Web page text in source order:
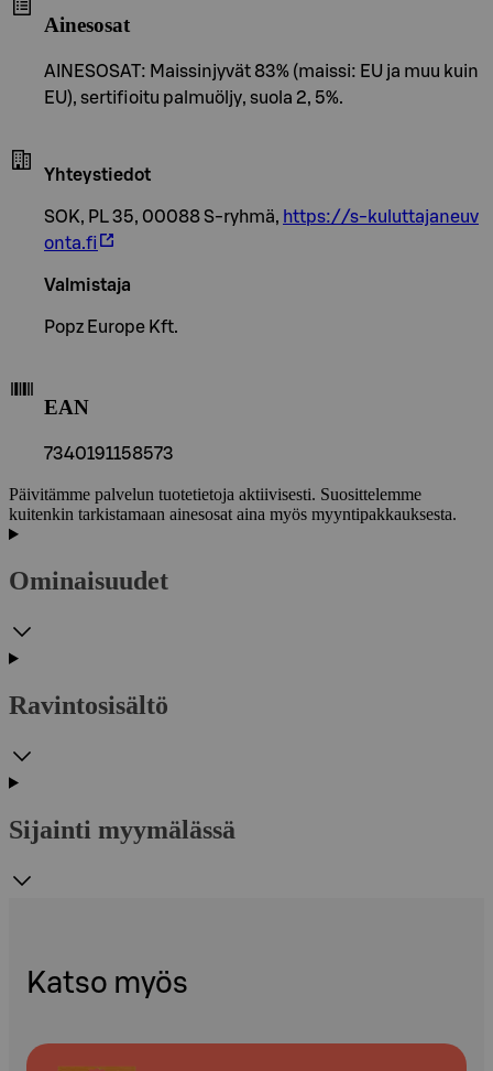
Ainesosat
AINESOSAT: Maissinjyvät 83% (maissi: EU ja muu kuin
EU), sertifioitu palmuöljy, suola 2, 5%.
Yhteystiedot
SOK, PL 35, 00088 S-ryhmä, https://s-kuluttajaneuv
onta.fi
Valmistaja
Popz Europe Kft.
EAN
7340191158573
Päivitämme palvelun tuotetietoja aktiivisesti. Suosittelemme
kuitenkin tarkistamaan ainesosat aina myös myyntipakkauksesta.
Ominaisuudet
Ravintosisältö
Sijainti myymälässä
Katso myös